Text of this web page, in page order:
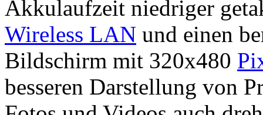
Akkulaufzeit niedriger
Wireless LAN und einen
Bildschirm mit 320x480
besseren Darstellung von